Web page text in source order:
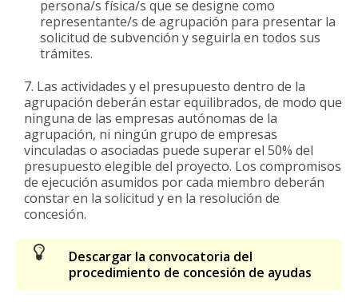
persona/s física/s que se designe como
representante/s de agrupación para presentar la
solicitud de subvención y seguirla en todos sus
trámites.
Las actividades y el presupuesto dentro de la
agrupación deberán estar equilibrados, de modo que
ninguna de las empresas autónomas de la
agrupación, ni ningún grupo de empresas
vinculadas o asociadas puede superar el 50% del
presupuesto elegible del proyecto. Los compromisos
de ejecución asumidos por cada miembro deberán
constar en la solicitud y en la resolución de
concesión.
Descargar la convocatoria del
procedimiento de concesión de ayudas